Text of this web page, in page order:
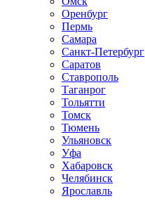
Оренбург
Пермь
Самара
Санкт-Петербург
Саратов
Ставрополь
Таганрог
Тольятти
Томск
Тюмень
Ульяновск
Уфа
Хабаровск
Челябинск
Ярославль